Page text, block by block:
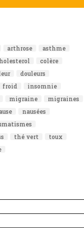
arthrose
asthme
colère
douleurs
froid
insomnie
migraine
migraines
nausées
thé vert
toux